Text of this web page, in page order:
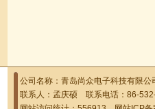
公司名称：青岛尚众电子科技有限
联系人：孟庆硕 联系电话：86-